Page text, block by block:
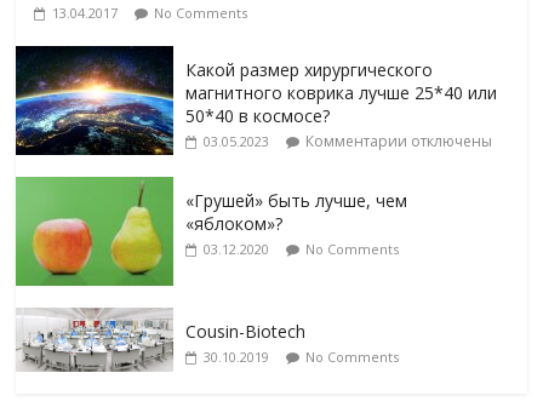
13.04.2017 No Comments
Какой размер хирургического
магнитного коврика лучше 25*40 или
50*40 в космосе?
03.05.2023 Комментарии отключены
«Грушей» быть лучше, чем
«яблоком»?
03.12.2020 No Comments
Cousin-Biotech
30.10.2019 No Comments